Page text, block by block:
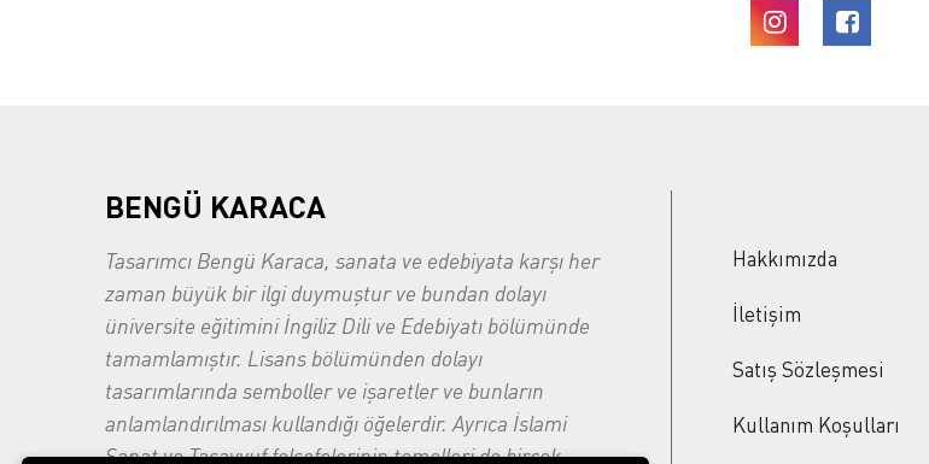
BENGÜ KARACA
Tasarımcı Bengü Karaca, sanata ve edebiyata karşı her
zaman büyük bir ilgi duymuştur ve bundan dolayı
üniversite eğitimini İngiliz Dili ve Edebiyatı bölümünde
tamamlamıştır. Lisans bölümünden dolayı
tasarımlarında semboller ve işaretler ve bunların
anlamlandırılması kullandığı öğelerdir. Ayrıca İslami
Sanat ve Tasavvuf felsefelerinin temelleri de birçok
Hakkımızda
İletişim
Satış Sözleşmesi
Kullanım Koşulları